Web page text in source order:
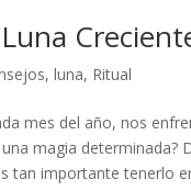
,luna, Ritual
mes del año, nos
magia
tan importante tenerlo